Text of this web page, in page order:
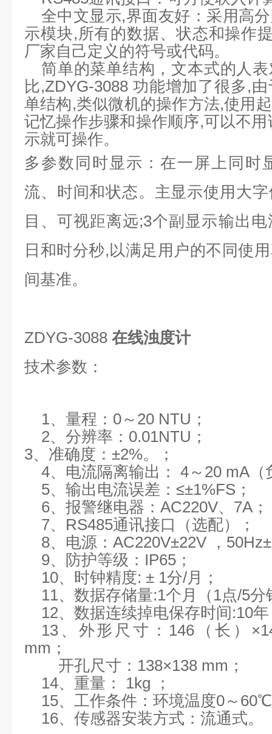
全中文显示,界面友好：采用高
示模块,所有的数据、状态和操作
厂家自己定义的符号或代码。
简单的菜单结构，文本式的人
比,ZDYG-3088 功能增加了很多,
单结构,类似微机的操作方法,使用
记忆操作步骤和操作顺序,可以不
示就可操作。
多参数同时显示：在一屏上同时
流、时间和状态。主显示使用大
目、可视距离远;3个副显示输出
日和时分秒,以满足用户的不同使
间基准。
ZDYG-3088 在线浊度计
技术参数：
1、量程：0～20 NTU；
2、分辨率：0.01NTU；
3、准确度：±2%。；
4、电流隔离输出： 4～20 mA
5、输出电流误差：≤±1%FS；
6、报警继电器：AC220V、7A；
7、RS485通讯接口（选配）；
8、电源：AC220V±22V ，
9、防护等级：IP65；
10、时钟精度: ± 1分/月；
11、数据存储量:1个月（1点/5分
12、数据连续掉电保存时间:10
13、外形尺寸：146（长）
mm；
开孔尺寸：138×138 mm；
14、重量： 1kg ；
15、工作条件：环境温度0～
16、传感器安装方式：流通式。